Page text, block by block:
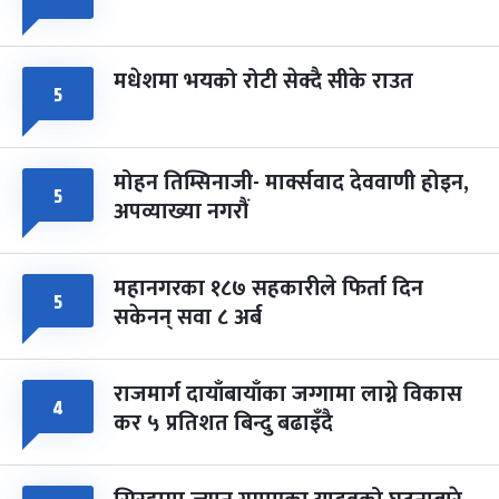
५ मधेशमा भयको रोटी सेक्दै सीके राउत
५ मोहन तिम्सिनाजी- मार्क्सवाद देववाणी होइन,
अपव्याख्या नगरौं
५ महानगरका १८७ सहकारीले फिर्ता दिन
सकेनन् सवा ८ अर्ब
४ राजमार्ग दायाँबायाँका जग्गामा लाग्ने विकास
कर ५ प्रतिशत बिन्दु बढाइँदै